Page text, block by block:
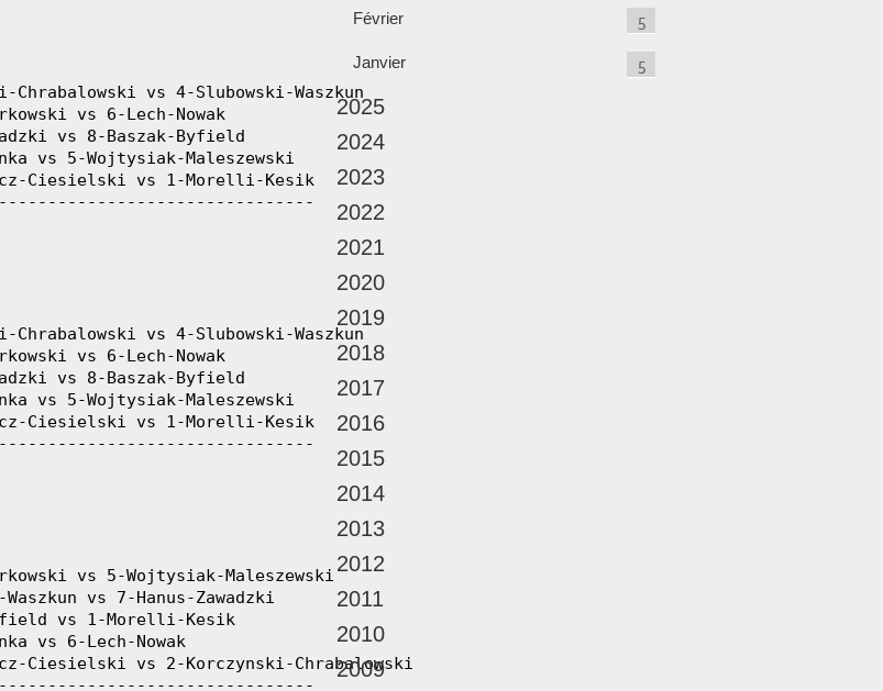
Février 5
Janvier 5
2025
2024
2023
2022
2021
2020
2019
2018
2017
2016
2015
2014
2013
2012
2011
2010
2009